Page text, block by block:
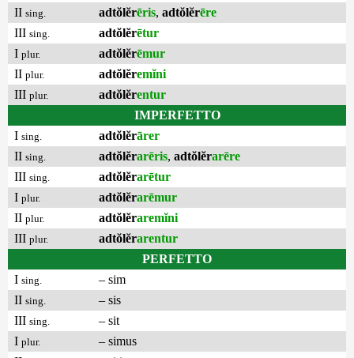
II sing. adtŏlĕrēris, adtŏlĕrēre
III sing. adtŏlĕrētur
I plur. adtŏlĕrēmur
II plur. adtŏlĕremĭni
III plur. adtŏlĕrentur
IMPERFETTO
I sing. adtŏlĕrārer
II sing. adtŏlĕrarēris, adtŏlĕrarēre
III sing. adtŏlĕrarētur
I plur. adtŏlĕrarēmur
II plur. adtŏlĕraremĭni
III plur. adtŏlĕrarentur
PERFETTO
I sing.
– sim
II sing.
– sis
III sing.
– sit
I plur.
– simus